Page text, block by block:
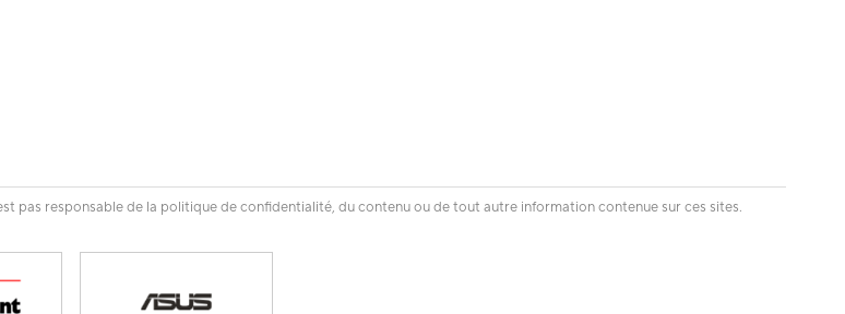
pas responsable de la politique de confidentialité, du contenu ou de tout autre information contenue sur ces sites.